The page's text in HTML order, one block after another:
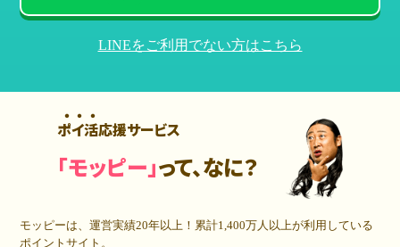
LINEをご利用でない方はこちら
ポイ活応援サービス
「モッピー」って、なに？
モッピーは、運営実績20年以上！累計1,400万人 以上が利用している
ポイントサイト。